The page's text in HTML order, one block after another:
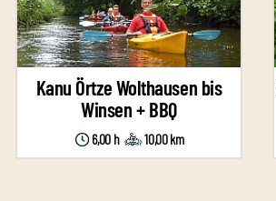
Kanu Örtze Wolthausen bis
Winsen + BBQ
6,00 h 10,00 km